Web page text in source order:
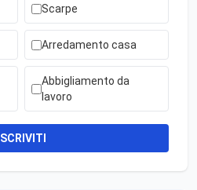
Scarpe
Arredamento casa
Abbigliamento da
lavoro
ISCRIVITI